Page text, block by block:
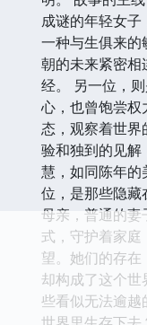
成谜的年轻女
一种与生俱来的
朝的未来紧密相
经。 另一位，
心，也曾饱尝
态，观察着世
验和独到的见解
慧，如同陈年的
位，是那些隐藏
母亲，普通的妻
式，守护着家
望。她们的存在
却构成了这个世
些看似无法逾越